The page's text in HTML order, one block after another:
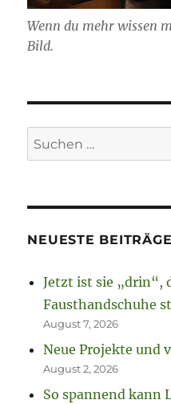
Wenn du mehr wissen
Bild.
Suchen
nach:
NEUESTE BEITRÄGE
Jetzt ist sie „drin“,
Fausthandschuhe
August 7, 2026
Neue Projekte und
August 2, 2026
So spannend kann